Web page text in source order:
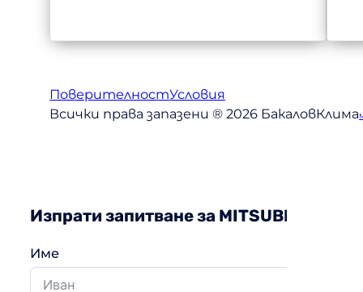
ПоверителностУсловия
Всички права запазени ® 2026 БакаловКлима
Изпрати запитване за MITSUBISHI
Име